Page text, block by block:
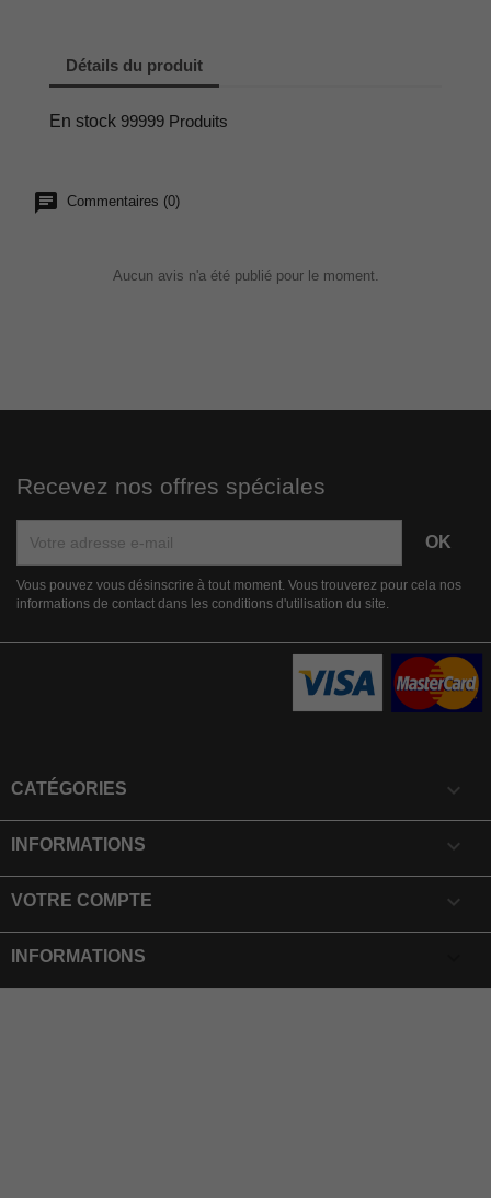
Détails du produit
En stock 99999 Produits
Commentaires (0)
Aucun avis n'a été publié pour le moment.
Recevez nos offres spéciales
Vous pouvez vous désinscrire à tout moment. Vous trouverez pour cela nos
informations de contact dans les conditions d'utilisation du site.
CATÉGORIES 
INFORMATIONS 
VOTRE COMPTE 
INFORMATIONS